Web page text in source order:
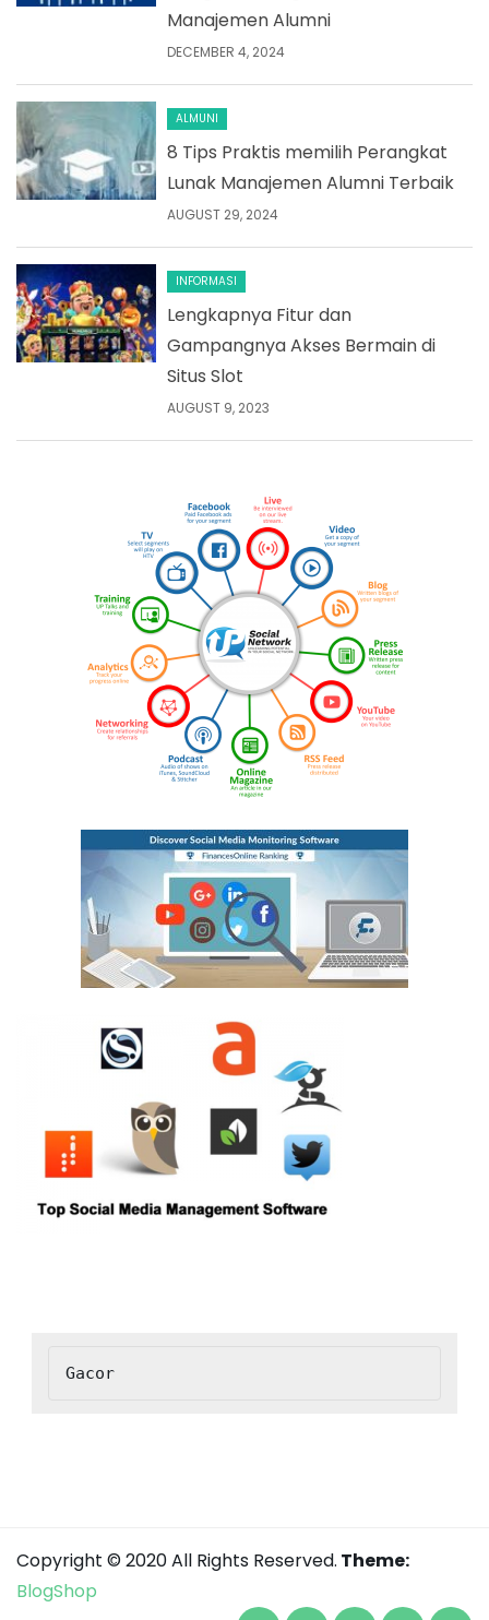
Manajemen Alumni
DECEMBER 4, 2024
ALMUNI
8 Tips Praktis memilih Perangkat
Lunak Manajemen Alumni Terbaik
AUGUST 29, 2024
INFORMASI
Lengkapnya Fitur dan
Gampangnya Akses Bermain di
Situs Slot
AUGUST 9, 2023
Gacor
Copyright © 2020 All Rights Reserved. Theme:
BlogShop